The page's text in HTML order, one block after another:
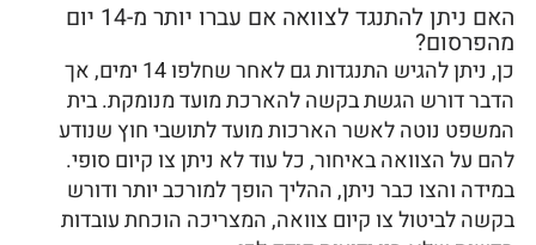
האם ניתן להתנגד לצוואה אם עברו יותר מ-14 יום
מהפרסום?
כן, ניתן להגיש התנגדות גם לאחר שחלפו 14 ימים, אך
הדבר דורש הגשת בקשה להארכת מועד מנומקת. בית
המשפט נוטה לאשר הארכות מועד לתושבי חוץ שנודע
להם על הצוואה באיחור, כל עוד לא ניתן צו קיום סופי.
במידה והצו כבר ניתן, ההליך הופך למורכב יותר ודורש
בקשה לביטול צו קיום צוואה, המצריכה הוכחת עובדות